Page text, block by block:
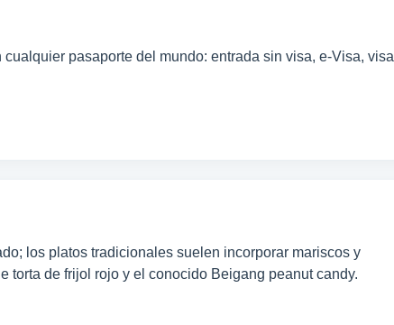
pasaporte del mundo: entrada sin visa, e-Visa, visa
los platos tradicionales suelen incorporar mariscos y
torta de frijol rojo y el conocido Beigang peanut candy.